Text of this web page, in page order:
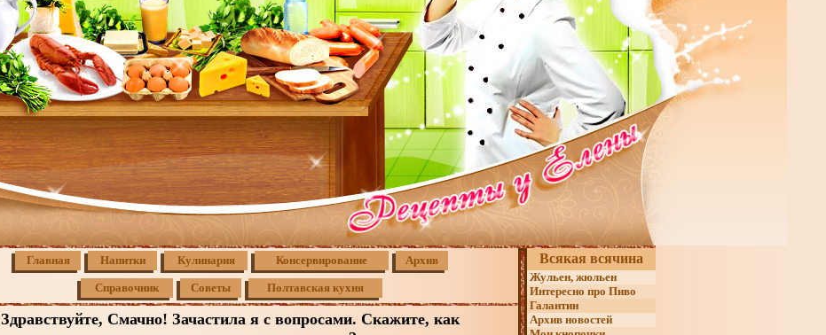
Главная Напитки Кулинария Консервирование Архив
Справочник Советы Полтавская кухня
Здравствуйте, Смачно! Зачастила я с вопросами. Скажите, как
Всякая всячина
Жульен, жюльен
Интересно про Пиво
Галантин
Архив новостей